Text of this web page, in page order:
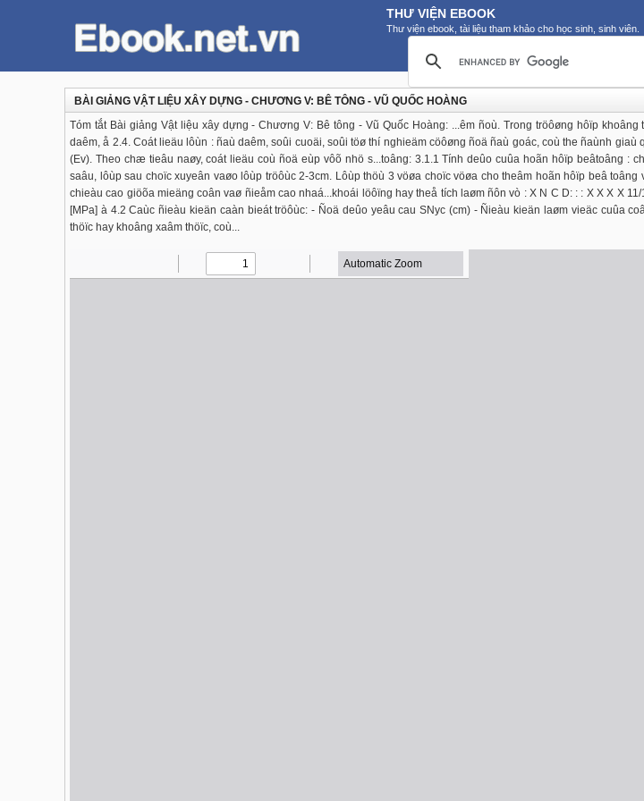
THƯ VIỆN EBOOK
Thư viện ebook, tài liệu tham khảo cho học sinh, sinh viên.
BÀI GIẢNG VẬT LIỆU XÂY DỰNG - CHƯƠNG V: BÊ TÔNG - VŨ QUỐC HOÀNG
Tóm tắt Bài giảng Vật liệu xây dựng - Chương V: Bê tông - Vũ Quốc Hoàng: ...êm ñoù. Trong tröôøng hôïp
daêm, å 2.4. Coát lieäu lôùn : ñaù daêm, soûi cuoäi, soûi töø thí nghieäm cöôøng ñoä ñaù goác, coù the ñaùnh
(Ev). Theo chæ tieâu naøy, coát lieäu coù ñoä eùp vôõ nhö s...toâng: 3.1.1 Tính deûo cuûa hoãn hôïp beâtoâng :
saâu, lôùp sau choïc xuyeân vaøo lôùp tröôùc 2-3cm. Lôùp thöù 3 vöøa choïc vöøa cho theâm hoãn hôïp beâ toâng
chieàu cao giöõa mieäng coân vaø ñieåm cao nhaá...khoái löôïng hay theå tích laøm ñôn vò : X N C D: : : X X X X
[MPa] à 4.2 Caùc ñieàu kieän caàn bieát tröôùc: - Ñoä deûo yeâu cau SNyc (cm) - Ñieàu kieän laøm vieäc cuûa
thöïc hay khoâng xaâm thöïc, coù...